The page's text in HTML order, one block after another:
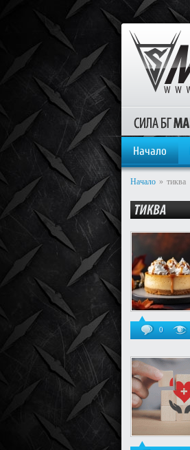
Начало
Начало » тиква
0